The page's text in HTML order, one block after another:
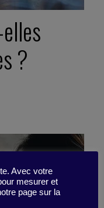
?
Avec votre
mesurer et
page sur la